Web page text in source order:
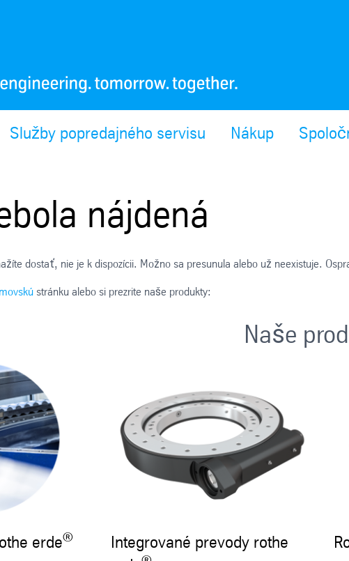
Služby popredajného servisu Nákup
nájdená
dostať, nie je k dispozícii. Možno sa presunula alebo už neexistuje.
stránku alebo si prezrite naše produkty:
Naše
erde®
Integrované prevody rothe